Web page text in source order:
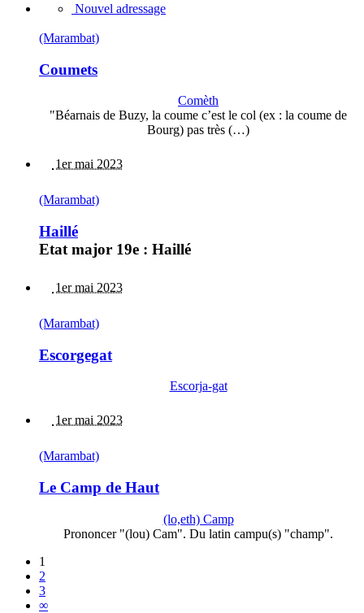
Nouvel adressage
(Marambat)
Coumets
Comèth
"Béarnais de Buzy, la coume c’est le col (ex : la coume de
Bourg) pas très (…)
1er mai 2023
(Marambat)
Haillé
Etat major 19e : Haillé
1er mai 2023
(Marambat)
Escorgegat
Escorja-gat
1er mai 2023
(Marambat)
Le Camp de Haut
(lo,eth) Camp
Prononcer "(lou) Cam". Du latin campu(s) "champ".
1
2
3
∞